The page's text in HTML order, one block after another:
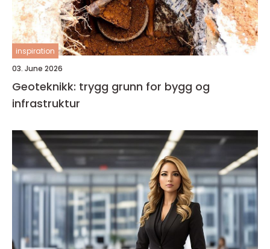
inspiration
03. June 2026
Geoteknikk: trygg grunn for bygg og
infrastruktur